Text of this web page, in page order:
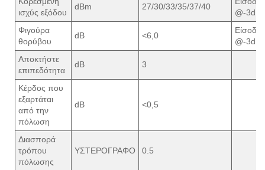
ισχύς εξόδου
dBm 27/30/33/35/37/40
@-
Φιγούρα
θορύβου
dB <6,0
Είσοδος
@-
Αποκτήστε
επιπεδότητα
dB 3
Κέρδος που
εξαρτάται
από την
πόλωση
dB <0,5
Διασπορά
τρόπου
πόλωσης
ΥΣΤΕΡΟΓΡΑΦΟ 0.5